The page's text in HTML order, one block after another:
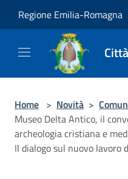
Regione Emilia-Romagna
Home > Novità >
Museo Delta Antico, il
archeologia cristiana e
Il dialogo sul nuovo lavoro